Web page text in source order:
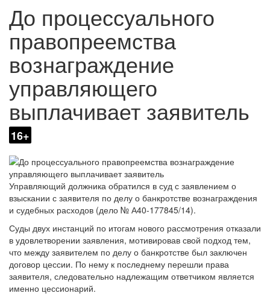
До процессуального
правопреемства
вознаграждение
управляющего
выплачивает заявитель
16+
Управляющий должника обратился в суд с заявлением о
взыскании с заявителя по делу о банкротстве вознаграждения
и судебных расходов (дело № А40-177845/14).
Суды двух инстанций по итогам нового рассмотрения отказали
в удовлетворении заявления, мотивировав свой подход тем,
что между заявителем по делу о банкротстве был заключен
договор цессии. По нему к последнему перешли права
заявителя, следовательно надлежащим ответчиком является
именно цессионарий.